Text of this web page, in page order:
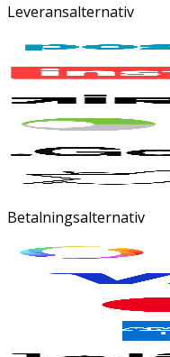
Leveransalternativ
Betalningsalternativ